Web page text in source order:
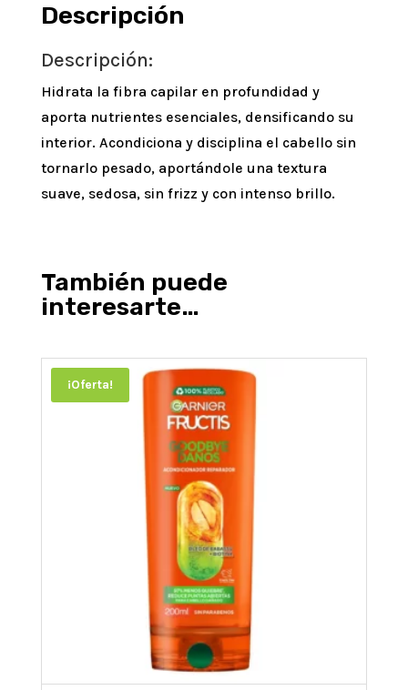
Descripción
Descripción:
Hidrata la fibra capilar en profundidad y
aporta nutrientes esenciales, densificando su
interior. Acondiciona y disciplina el cabello sin
tornarlo pesado, aportándole una textura
suave, sedosa, sin frizz y con intenso brillo.
También puede
interesarte…
¡Oferta!